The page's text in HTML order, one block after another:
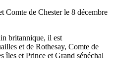
Comte de Chester le 8 décembre
britannique, il est
et de Rothesay, Comte de
et Prince et Grand sénéchal